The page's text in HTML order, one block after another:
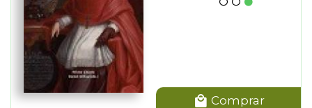
Comprar